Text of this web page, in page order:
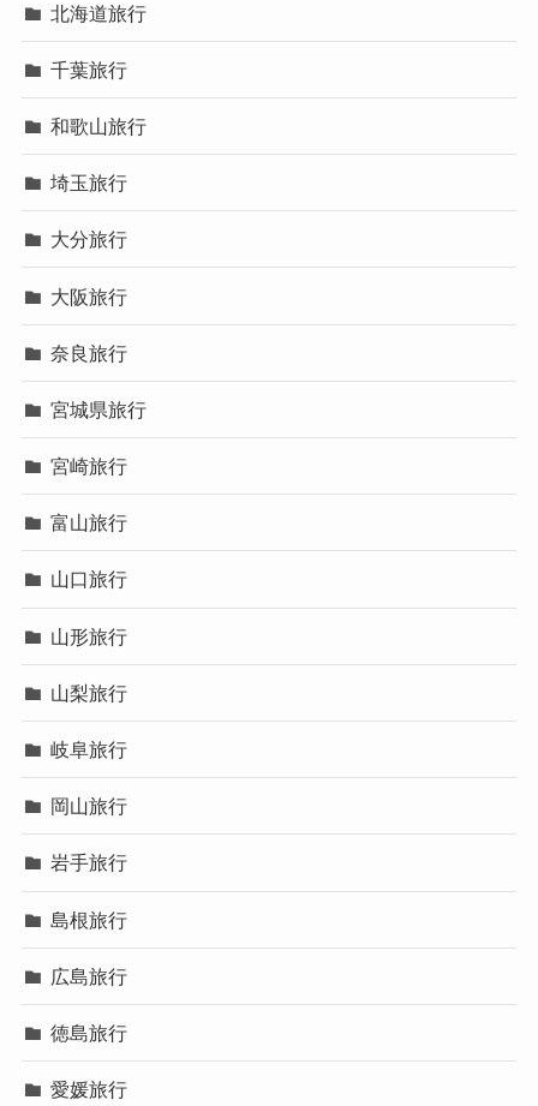
北海道旅行
千葉旅行
和歌山旅行
埼玉旅行
大分旅行
大阪旅行
奈良旅行
宮城県旅行
宮崎旅行
富山旅行
山口旅行
山形旅行
山梨旅行
岐阜旅行
岡山旅行
岩手旅行
島根旅行
広島旅行
徳島旅行
愛媛旅行